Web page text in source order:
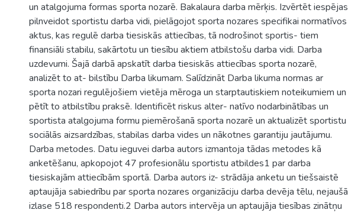
un atalgojuma formas sporta nozarē. Bakalaura darba mērķis. Izvērtēt iespējas
pilnveidot sportistu darba vidi, pielāgojot sporta nozares specifikai normatīvos
aktus, kas regulē darba tiesiskās attiecības, tā nodrošinot sportis- tiem
finansiāli stabilu, sakārtotu un tiesību aktiem atbilstošu darba vidi. Darba
uzdevumi. Šajā darbā apskatīt darba tiesiskās attiecības sporta nozarē,
analizēt to at- bilstību Darba likumam. Salīdzināt Darba likuma normas ar
sporta nozari regulējošiem vietēja mēroga un starptautiskiem noteikumiem un
pētīt to atbilstību praksē. Identificēt riskus alter- natīvo nodarbinātības un
sportista atalgojuma formu piemērošanā sporta nozarē un aktualizēt sportistu
sociālās aizsardzības, stabilas darba vides un nākotnes garantiju jautājumu.
Darba metodes. Datu ieguvei darba autors izmantoja tādas metodes kā
anketēšanu, apkopojot 47 profesionālu sportistu atbildes1 par darba
tiesiskajām attiecībām sportā. Darba autors iz- strādāja anketu un tiešsaistē
aptaujāja sabiedrību par sporta nozares organizāciju darba devēja tēlu, nejaušā
izlase 518 respondenti.2 Darba autors intervēja un aptaujāja tiesības zinātņu